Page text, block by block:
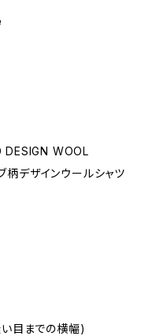
DESIGN WOOL
デザインウールシャツ
目までの横幅)